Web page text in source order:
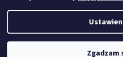
Zgadzam